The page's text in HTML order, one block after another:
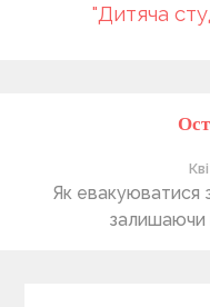
"Дитяча
Як евакуюватися
залишаючи